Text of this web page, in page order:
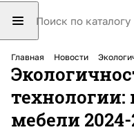
Главная Новости
мебели 2024-